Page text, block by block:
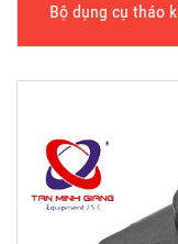
Bộ dụng cụ tháo